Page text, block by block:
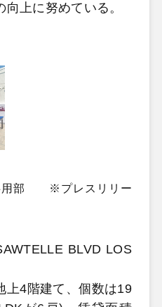
上に努めている。
用部 ※プレスリリー
BLVD LOS
4階建て、個数は19